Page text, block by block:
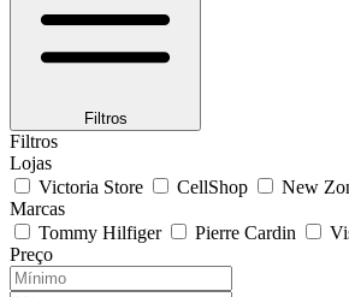
Filtros
Filtros
Lojas
Victoria Store
CellShop
New
Marcas
Tommy Hilfiger
Pierre Cardin
Preço